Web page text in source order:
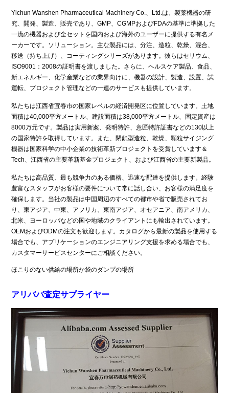
Yichun Wanshen Pharmaceutical Machinery Co.、Ltd.は、製薬機器の研
究、開発、製造、販売であり、GMP、CGMPおよびFDAの基準に準拠した
一流の機器および全セットを国内および海外のユーザーに提供する有名メ
ーカーです。ソリューション。主な製品には、分注、造粒、乾燥、混合、
移送（持ち上げ）、コーティングシリーズがあります。彼らはセリウム、
ISO9001：2008の証明書を渡しました。さらに、ヘルスケア製品、食品、
新エネルギー、化学産業などの業界向けに、機器の設計、製造、設置、試
運転、プロジェクト管理などの一連のサービスも提供しています。
私たちは江西省宜春市の国家レベルの経済開発区に位置しています。土地
面積は40,000平方メートル、建設面積は38,000平方メートル、固定資産は
8000万元です。製品は実用新案、発明特許、意匠特許証書などの130以上
の国家特許を取得しています。また、閉鎖型造粒、乾燥、顆粒サイジング
機器は国家科学の中小企業の技術革新プロジェクトを受賞しています＆
Tech、江西省の主要革新基金プロジェクト、および江西省の主要新製品。
私たちは高品質、最も競争力のある価格、迅速な配達を提供します。経験
豊富なスタッフがお客様の要件について常に話し合い、お客様の満足度を
確保します。当社の製品は中国周辺のすべての都市や省で販売されてお
り、東アジア、中東、アフリカ、東南アジア、オセアニア、南アメリカ、
北米、ヨーロッパなどの国や地域のクライアントにも輸出されています。
OEMおよびODMの注文も歓迎します。カタログから最新の製品を使用する
場合でも、アプリケーションのエンジニアリング支援を求める場合でも、
カスタマーサービスセンターにご相談ください。
ほこりのない供給の場所か袋のダンプの場所
アリババ査定サプライヤー